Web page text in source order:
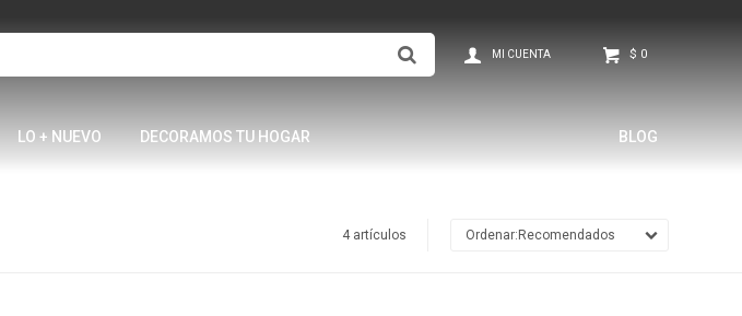
LO + NUEVO DECORAMOS TU HOGAR BLOG
$ 0
4 artículos Recomendados